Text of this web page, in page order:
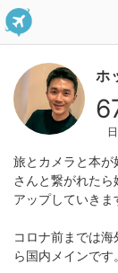
ホ
旅とカメラと本が
さんと繋がれた
アップしていきま
コロナ前までは
ら国内メインです。